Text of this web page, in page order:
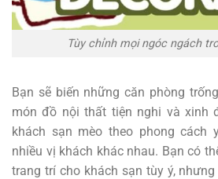
Tùy chỉnh mọi ngóc ngách
Bạn sẽ biến những căn phòng
món đồ nội thất tiện nghi và xinh
khách sạn mèo theo phong cách
nhiều vị khách khác nhau. Bạn có
trang trí cho khách sạn tùy ý,